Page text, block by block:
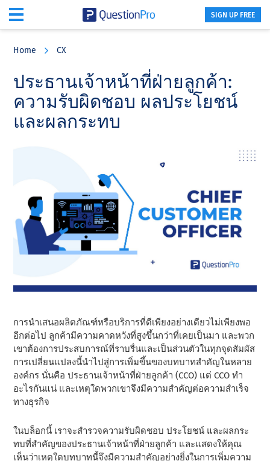
content
sidebar
SIGN UP FREE
Home CX
ประธานเจ้าหน้าที่ฝ่ายลูกค้า:
ความรับผิดชอบ ผลประโยชน์
และผลกระทบ
การนําเสนอผลิตภัณฑ์หรือบริการที่ดีเพียงอย่างเดียวไม่เพียงพอ
อีกต่อไป ลูกค้ามีความคาดหวังที่สูงขึ้นกว่าที่เคยเป็นมา และพวก
เขาต้องการประสบการณ์ที่ราบรื่นและเป็นส่วนตัวในทุกจุดสัมผัส
การเปลี่ยนแปลงนี้นําไปสู่การเพิ่มขึ้นของบทบาทสําคัญในหลาย
องค์กร นั่นคือ ประธานเจ้าหน้าที่ฝ่ายลูกค้า (CCO) แต่ CCO ทํา
อะไรกันแน่ และเหตุใดพวกเขาจึงมีความสําคัญต่อความสําเร็จ
ทางธุรกิจ
ในบล็อกนี้ เราจะสํารวจความรับผิดชอบ ประโยชน์ และผลกระ
ทบที่สําคัญของประธานเจ้าหน้าที่ฝ่ายลูกค้า และแสดงให้คุณ
เห็นว่าเหตุใดบทบาทนี้จึงมีความสําคัญอย่างยิ่งในการเพิ่มความ